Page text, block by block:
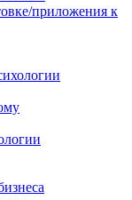
приложения к